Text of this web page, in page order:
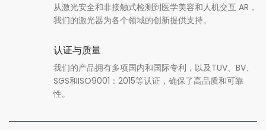
从激光安全和非接触式检测到医学美容和人机交互 AR，
我们的激光器为各个领域的创新提供支持。
认证与质量
我们的产品拥有多项国内和国际专利，以及TUV、BV、
SGS和ISO9001：2015等认证，确保了高品质和可靠
性。